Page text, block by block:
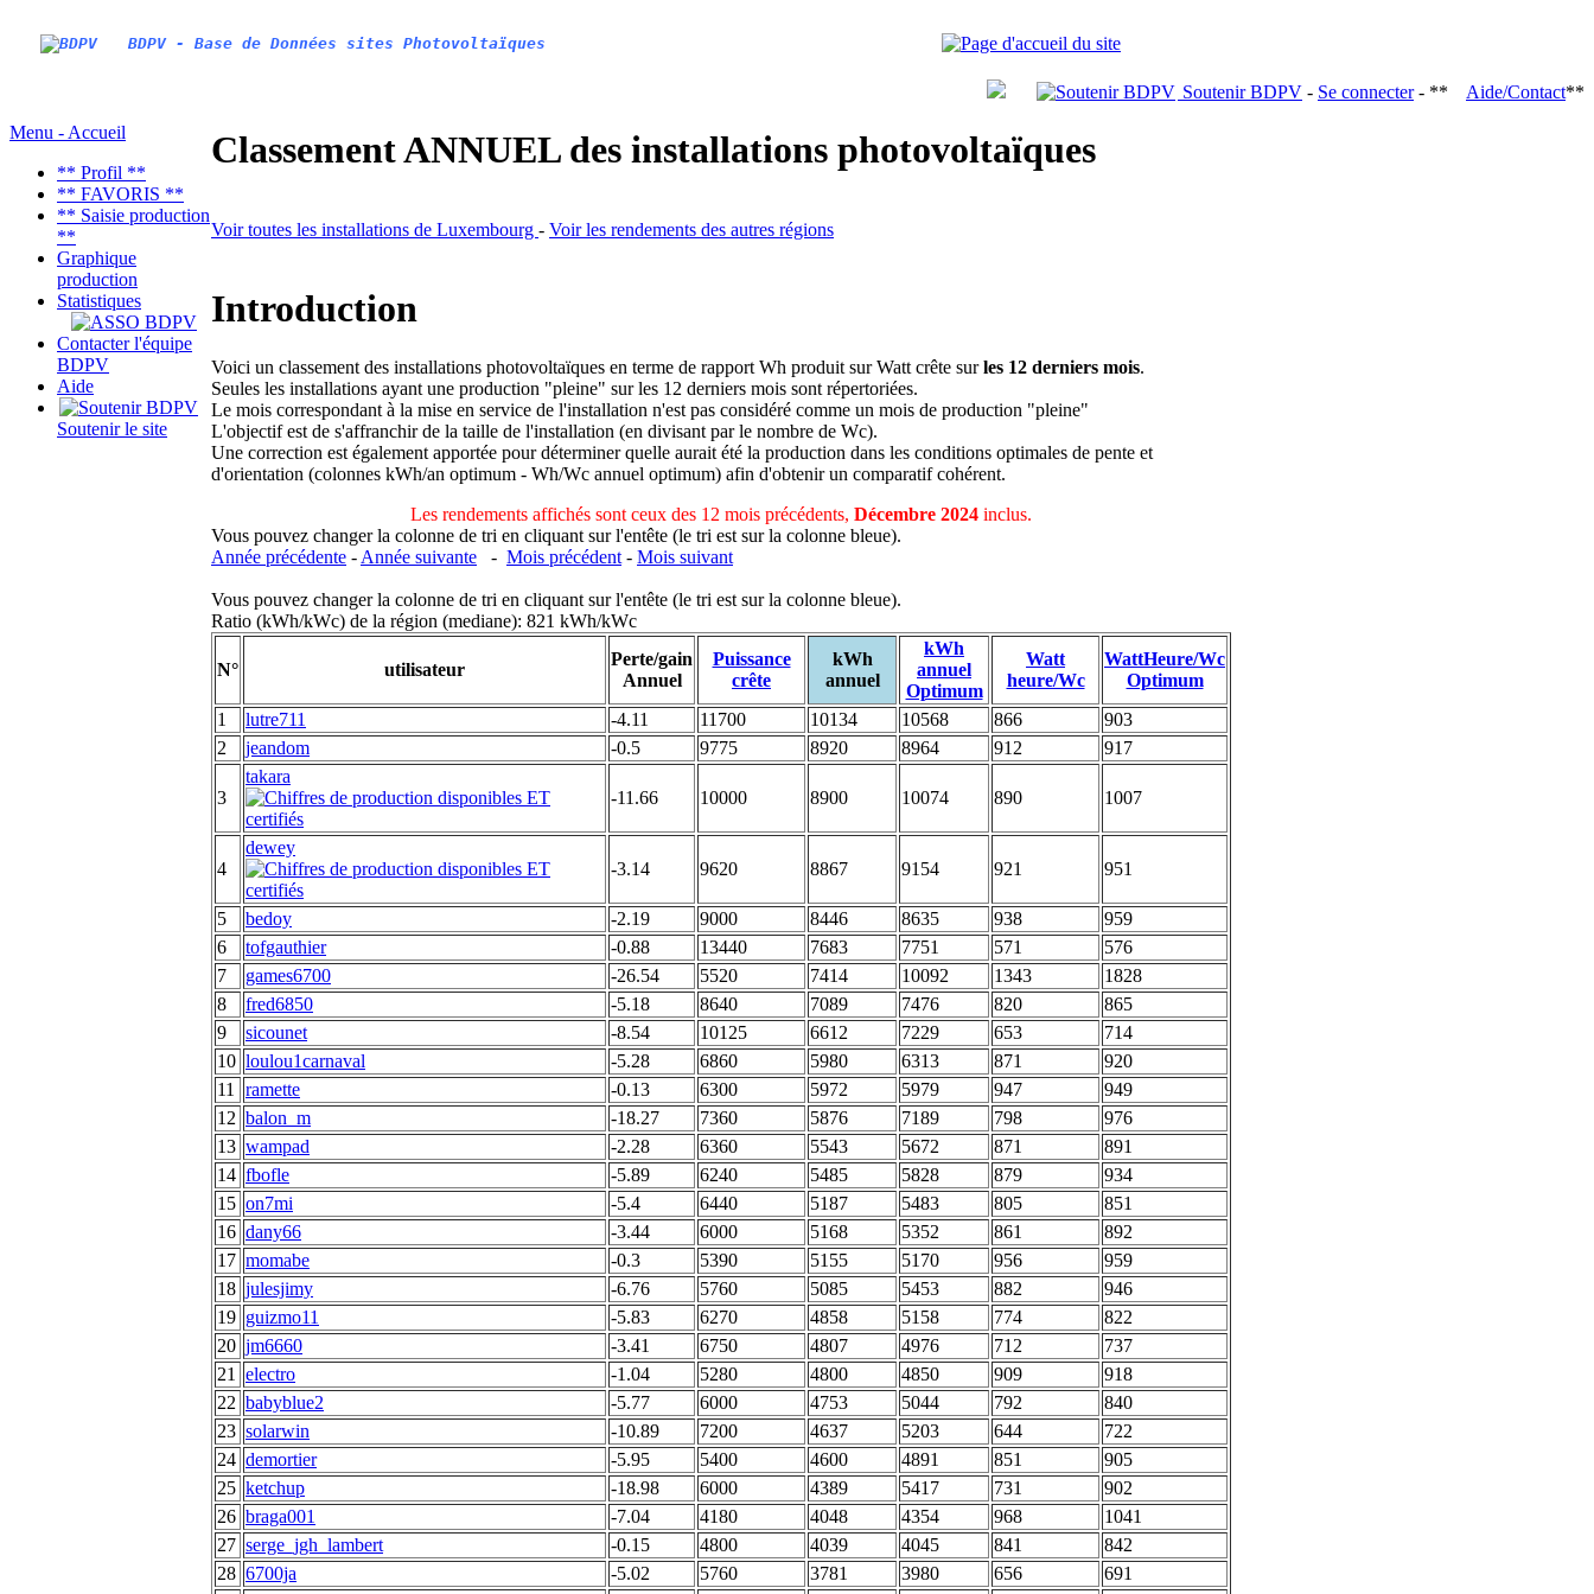
BDPV - Base de Données sites Photovoltaïques
Soutenir BDPV - Se connecter- ** Aide/Contact**
Menu - Accueil
** Profil **
** FAVORIS **
** Saisie production
**
Graphique
production
Statistiques
Contacter l'équipe
BDPV
Aide
Soutenir le site
Classement ANNUEL des installations photovoltaïques
Voir toutes les installations de Luxembourg - Voir les rendements des autres régions
Introduction
Voici un classement des installations photovoltaïques en terme de rapport Wh produit sur Watt crête surles 12 derniers mois.
Seules les installations ayant une production "pleine" sur les 12 derniers mois sont répertoriées.
Le mois correspondant à la mise en service de l'installation n'est pas considéré comme un mois de production "pleine"
L'objectif est de s'affranchir de la taille de l'installation (en divisant par le nombre de Wc).
Une correction est également apportée pour déterminer quelle aurait été la production dans les conditions optimales de pente et
d'orientation (colonnes kWh/an optimum - Wh/Wc annuel optimum) afin d'obtenir un comparatif cohérent.
Les rendements affichés sont ceux des 12 mois précédents, Décembre 2024 inclus.
Vous pouvez changer la colonne de tri en cliquant sur l'entête (le tri est sur la colonne bleue).
Année précédente - Année suivante - Mois précédent - Mois suivant
Vous pouvez changer la colonne de tri en cliquant sur l'entête (le tri est sur la colonne bleue).
Ratio (kWh/kWc) de la région (mediane): 821 kWh/kWc
N° utilisateur
Perte/gain
Annuel
Puissance
crête
kWh
annuel
kWh
annuel
Optimum
Watt
heure/Wc
WattHeure/Wc
Optimum
1
lutre711 -4.11 11700 10134 10568 866
903
2
jeandom -0.5 9775 8920 8964 912 917
3
takara
-11.66
10000 8900 10074 890 1007
4
dewey
-3.14
9620 8867 9154 921 951
5 bedoy -2.19 9000 8446 8635 938
959
6
tofgauthier -0.88 13440 7683 7751 571
576
7
games6700 -26.54 5520 7414 10092 1343
1828
8
fred6850 -5.18 8640 7089 7476 820
865
9
sicounet -8.54 10125 6612 7229 653
714
10 loulou1carnaval -5.28 6860 5980 6313 871
920
11
ramette -0.13 6300 5972 5979 947
949
12 balon_m -18.27 7360 5876 7189 798
976
13 wampad -2.28 6360 5543 5672 871
891
14 fbofle -5.89 6240 5485 5828 879
934
15 on7mi -5.4 6440 5187 5483 805
851
16 dany66 -3.44 6000 5168 5352 861
892
17 momabe -0.3 5390 5155 5170 956
959
18 julesjimy -6.76 5760 5085 5453 882
946
19 guizmo11 -5.83 6270 4858 5158 774
822
20 jm6660 -3.41 6750 4807 4976 712
737
21
electro -1.04 5280 4800 4850 909
918
22 babyblue2 -5.77 6000 4753 5044 792
840
23 solarwin -10.89 7200 4637 5203 644
722
24 demortier -5.95 5400 4600 4891 851
905
25 ketchup -18.98 6000 4389 5417 731
902
26 braga001 -7.04 4180 4048 4354 968
1041
27 serge_jgh_lambert -0.15 4800 4039 4045 841
842
28 6700ja -5.02 5760 3781 3980 656
691